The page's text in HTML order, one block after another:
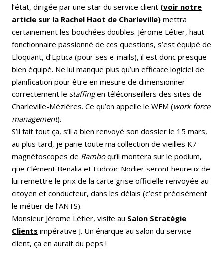
l’état, dirigée par une star du service client (voir notre
article sur la Rachel Haot de Charleville) mettra
certainement les bouchées doubles. Jérome Létier, haut
fonctionnaire passionné de ces questions, s’est équipé de
Eloquant, d’Eptica (pour ses e-mails), il est donc presque
bien équipé. Ne lui manque plus qu’un efficace logiciel de
planification pour être en mesure de dimensionner
correctement le staffingen téléconseillers des sites de
Charleville-Mézières. Ce qu’on appelle le WFM (work force
management).
S’il fait tout ça, s’il a bien renvoyé son dossier le 15 mars,
au plus tard, je parie toute ma collection de vieilles K7
magnétoscopes de Ramboqu’il montera sur le podium,
que Clément Benalia et Ludovic Nodier seront heureux de
lui remettre le prix de la carte grise officielle renvoyée au
citoyen et conducteur, dans les délais (c’est précisément
le métier de l’ANTS).
Monsieur Jérome Létier, visite au Salon Stratégie
Clients impérative J. Un énarque au salon du service
client, ça en aurait du peps !